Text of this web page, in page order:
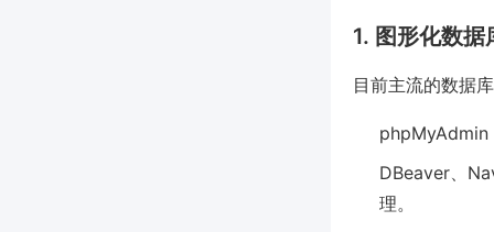
1. 图形化数据
目前主流的数据
phpMyAdmin
DBeaver、
理。